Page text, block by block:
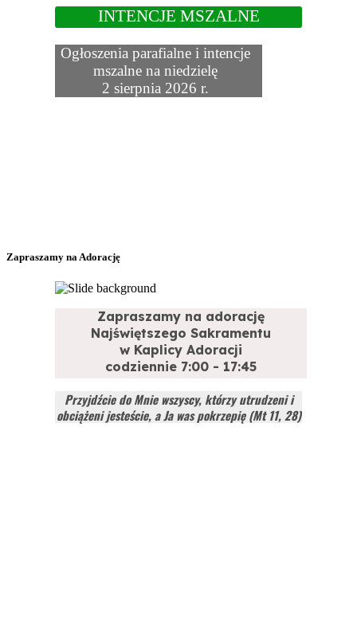
INTENCJE MSZALNE
Ogłoszenia parafialne i intencje
mszalne na niedzielę
2 sierpnia 2026 r.
Zapraszamy na Adorację
Zapraszamy na adorację
Najświętszego Sakramentu
w Kaplicy Adoracji
codziennie 7:00 - 17:45
Przyjdźcie do Mnie wszyscy, którzy utrudzeni i
obciążeni jesteście, a Ja was pokrzepię (Mt 11, 28)